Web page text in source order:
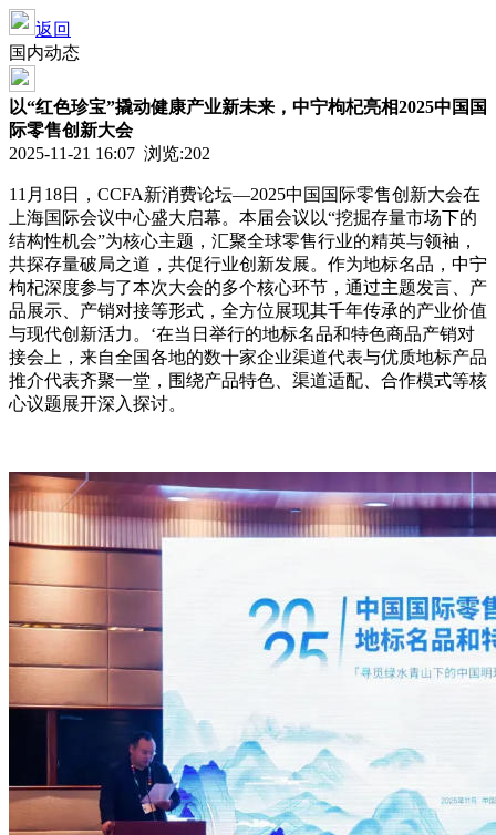
返回
国内动态
以“红色珍宝”撬动健康产业新未来，中宁枸杞亮相2025中国国
际零售创新大会
2025-11-21 16:07 浏览:202
11月18日，CCFA新消费论坛—2025中国国际零售创新大会在
上海国际会议中心盛大启幕。本届会议以“挖掘存量市场下的
结构性机会”为核心主题，汇聚全球零售行业的精英与领袖，
共探存量破局之道，共促行业创新发展。作为地标名品，中宁
枸杞深度参与了本次大会的多个核心环节，通过主题发言、产
品展示、产销对接等形式，全方位展现其千年传承的产业价值
与现代创新活力。‘在当日举行的地标名品和特色商品产销对
接会上，来自全国各地的数十家企业渠道代表与优质地标产品
推介代表齐聚一堂，围绕产品特色、渠道适配、合作模式等核
心议题展开深入探讨。